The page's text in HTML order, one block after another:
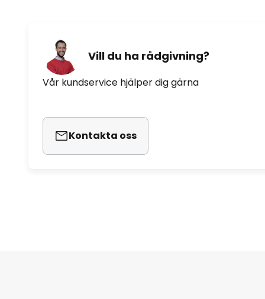
Vill du ha rådgivning?
Vår kundservice hjälper dig gärna
Kontakta oss